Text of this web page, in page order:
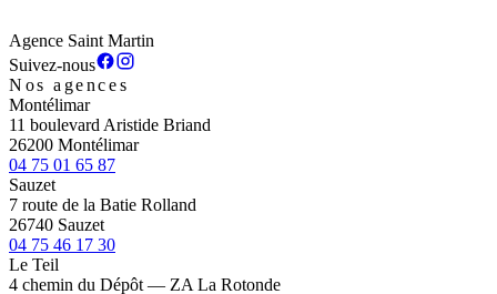
Agence Saint Martin
Suivez-nous
Nos agences
Montélimar
11 boulevard Aristide Briand
26200 Montélimar
04 75 01 65 87
Sauzet
7 route de la Batie Rolland
26740 Sauzet
04 75 46 17 30
Le Teil
4 chemin du Dépôt — ZA La Rotonde